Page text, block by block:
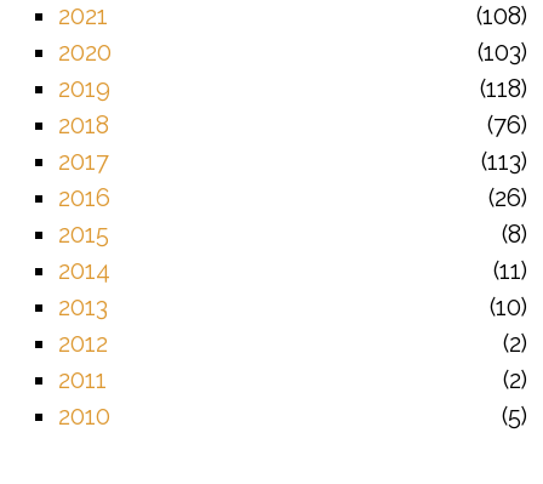
2021
108
2020
103
2019
118
2018
76
2017
113
2016
26
2015
8
2014
11
2013
10
2012
2
2011
2
2010
5